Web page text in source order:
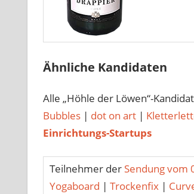
Ähnliche Kandidaten
Alle „Höhle der Löwen“-
Bubbles| dot on art|
Einrichtungs-Startups
Teilnehmer der Sendung vom
Yogaboard | Trockenfix|